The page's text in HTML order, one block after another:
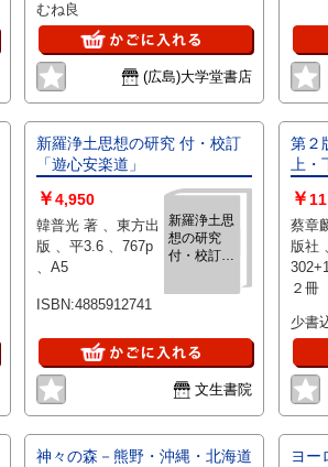
むね良
(広島)大学堂書店
新羅浄土思想の研究 付・校訂
「遊心安楽道」
新羅浄土思
想の研究
付・校訂
道」
￥4,950
韓普光 著 、東方出
版 、平3.6 、767p
、A5
ISBN:4885912741
文生書院
第２
上・
￥
蔡章麟 著
版社 、民44.5 、
302+186p
２冊
少書
神々の森－熊野・沖縄・北海道
ヨー